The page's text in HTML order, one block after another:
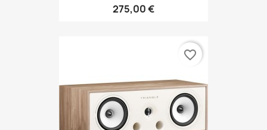
275,00 €
favorite_border